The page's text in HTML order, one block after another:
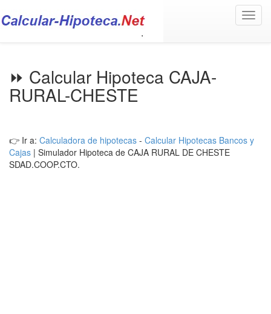
⏩ Calcular Hipoteca CAJA-
RURAL-CHESTE
👉 Ir a: Calculadora de hipotecas - Calcular Hipotecas Bancos y
Cajas | Simulador Hipoteca de CAJA RURAL DE CHESTE
SDAD.COOP.CTO.